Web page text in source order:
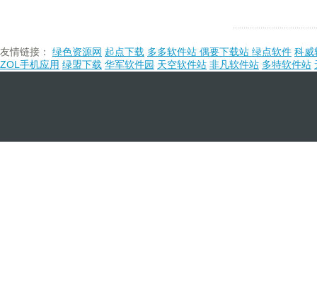
友情链接： 绿色资源网 起点下载 多多软件站 偶要下载站 绿点软件 科威
ZOL手机应用 绿盟下载 华军软件园 天空软件站 非凡软件站 多特软件站